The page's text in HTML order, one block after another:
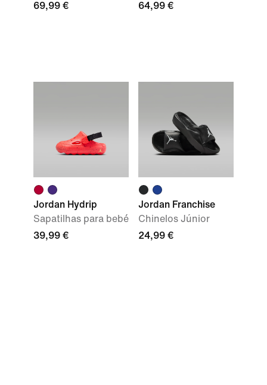
69,99 €
64,99 €
Jordan Hydrip
Sapatilhas para bebé
39,99 €
Jordan Franchise
Chinelos Júnior
24,99 €